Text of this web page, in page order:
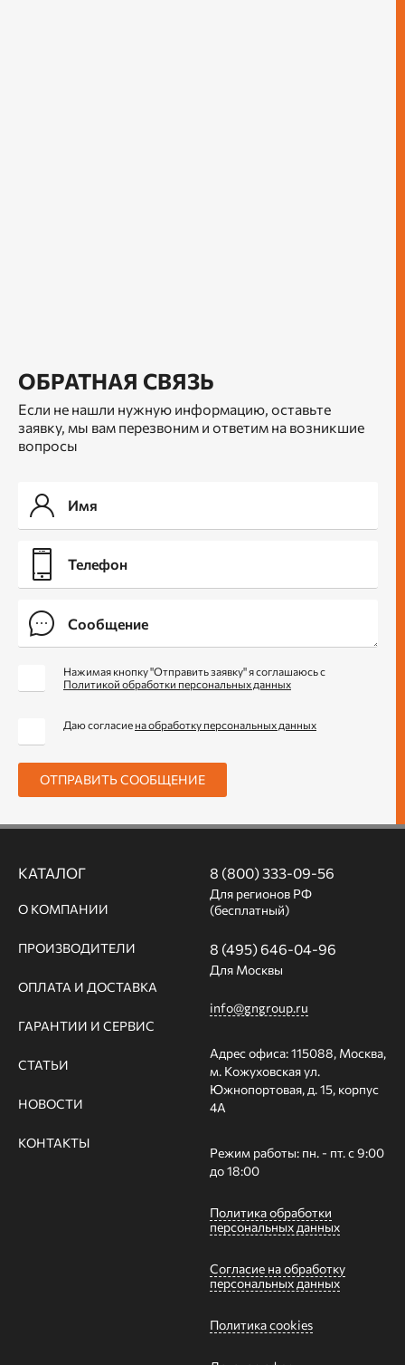
ОБРАТНАЯ СВЯЗЬ
Если не нашли нужную информацию, оставьте
заявку, мы вам перезвоним и ответим на возникшие
вопросы
Нажимая кнопку "Отправить заявку" я соглашаюсь с
Политикой обработки персональных данных
Даю согласие на обработку персональных данных
ОТПРАВИТЬ СООБЩЕНИЕ
КАТАЛОГ
О КОМПАНИИ
ПРОИЗВОДИТЕЛИ
ОПЛАТА И ДОСТАВКА
ГАРАНТИИ И СЕРВИС
СТАТЬИ
НОВОСТИ
КОНТАКТЫ
8 (800) 333-09-56
Для регионов РФ
(бесплатный)
8 (495) 646-04-96
Для Москвы
info@gngroup.ru
Адрес офиса: 115088, Москва,
м. Кожуховская ул.
Южнопортовая, д. 15, корпус
4А
Режим работы: пн. - пт. с 9:00
до 18:00
Политика обработки
персональных данных
Согласие на обработку
персональных данных
Политика cookies